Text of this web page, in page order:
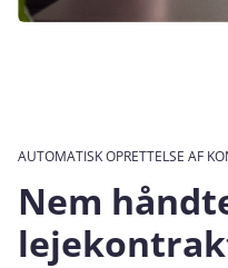
AUTOMATISK OPRETTELSE AF
Nem